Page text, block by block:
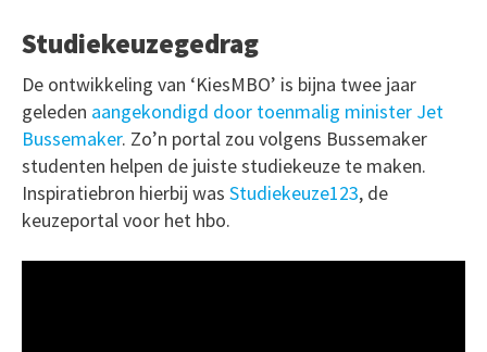
Studiekeuzegedrag
De ontwikkeling van ‘KiesMBO’ is bijna twee jaar
geleden aangekondigd door toenmalig minister Jet
Bussemaker. Zo’n portal zou volgens Bussemaker
studenten helpen de juiste studiekeuze te maken.
Inspiratiebron hierbij was Studiekeuze123, de
keuzeportal voor het hbo.